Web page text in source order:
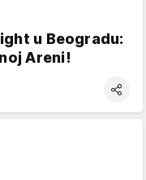
u Beogradu:
Areni!